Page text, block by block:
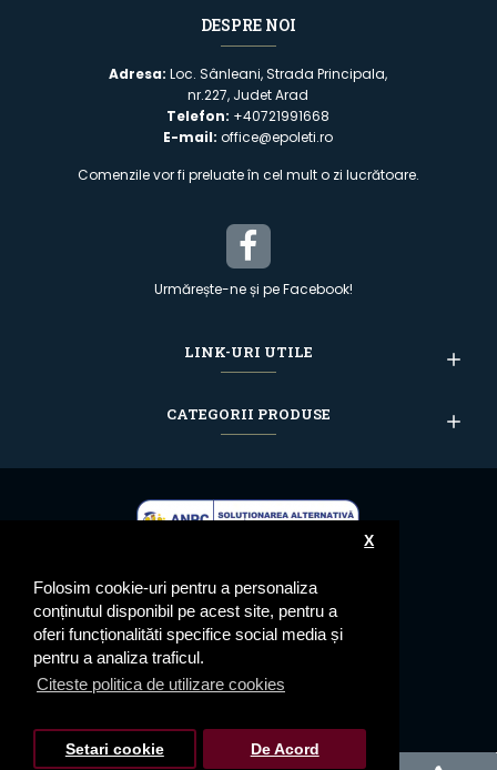
Folosim cookie-uri pentru a personaliza
conținutul disponibil pe acest site, pentru a
oferi funcționalităti specifice social media și
pentru a analiza traficul.
Citeste politica de utilizare cookies
X
Setari cookie De Acord
DESPRE NOI
Adresa:Loc. Sânleani, Strada Principala,
nr.227, Judet Arad
Telefon: +40721991668
E-mail: office@epoleti.ro
Comenzile vor fi preluate în cel mult o zi lucrătoare.
Urmărește-ne și pe Facebook!
LINK-URI UTILE
CATEGORII PRODUSE